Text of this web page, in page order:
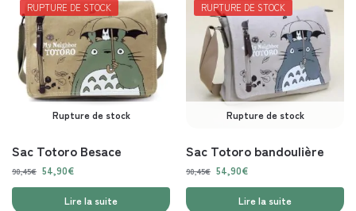
RUPTURE DE STOCK
Rupture de stock
Sac Totoro Besace
90,45€ 54,90€
Lire la suite
RUPTURE DE STOCK
Rupture de stock
Sac Totoro bandoulière
90,45€ 54,90€
Lire la suite